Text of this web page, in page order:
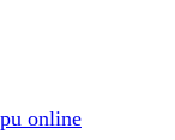
online